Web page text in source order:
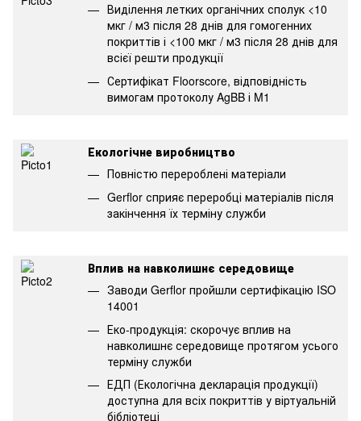
Виділення летких органічних сполук <10
мкг / м3 після 28 днів для гомогенних
покриттів і <100 мкг / м3 після 28 днів для
всієї решти продукції
Сертифікат Floorscore, відповідність
вимогам протоколу AgBB і M1
Екологічне виробництво
Повністю перероблені матеріали
Gerflor сприяє переробці матеріалів після
закінчення їх терміну служби
Вплив на навколишнє середовище
Заводи Gerflor пройшли сертифікацію ISO
14001
Еко-продукція: скорочує вплив на
навколишнє середовище протягом усього
терміну служби
ЕДП (Екологічна декларація продукції)
доступна для всіх покриттів у віртуальній
бібліотеці